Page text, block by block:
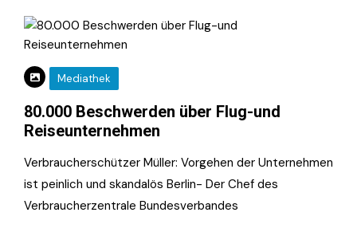
Mediathek
80.000 Beschwerden über Flug-und
Reiseunternehmen
Verbraucherschützer Müller: Vorgehen der Unternehmen
ist peinlich und skandalös Berlin- Der Chef des
Verbraucherzentrale Bundesverbandes